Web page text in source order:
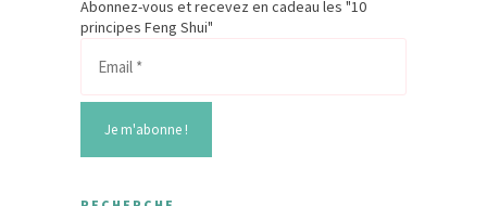
Abonnez-vous et recevez en cadeau les "10
principes Feng Shui"